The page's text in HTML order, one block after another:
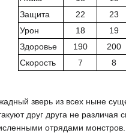
Защита
22 23
Урон
18 19
Здоровье
190 200
Скорость
7 8
зверь из всех ныне
друг друга не
отрядами монстров.